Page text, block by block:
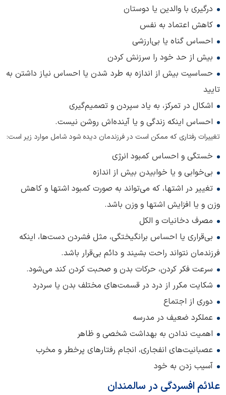
درگیری با والدین یا دوستان
کاهش اعتماد به نفس
احساس گناه یا بی‌ارزشی
بیش از حد خود را سرزنش کردن
حساسیت بیش از اندازه به طرد شدن یا احساس نیاز داشتن به
تایید
اشکال در تمرکز، به یاد سپردن و تصمیم‌گیری
احساس اینکه زندگی و یا آینده‌اش روشن نیست.
تغییرات رفتاری که ممکن است در فرزندمان دیده شود شامل موارد زیر است:
خستگی و احساس کمبود انرژی
بی‌خوابی و یا خوابیدن بیش از اندازه
تغییر در اشتها، که می‌تواند به صورت کمبود اشتها و کاهش
وزن و یا افزایش اشتها و وزن باشد.
مصرف دخانیات و الکل
بی‌قراری یا احساس برانگیختگی، مثل فشردن دست‌ها، اینکه
فرزندمان نتواند راحت بشیند و دائم بی‌قرار باشد.
سرعت فکر کردن، حرکات بدن و صحبت کردن کند می‌شود.
شکایت مکرر از درد در قسمت‌های مختلف بدن یا سردرد
دوری از اجتماع
عملکرد ضعیف در مدرسه
اهمیت ندادن به بهداشت شخصی و ظاهر
عصبانیت‌های انفجاری، انجام رفتارهای پرخطر و مخرب
آسیب زدن به خود
علائم افسردگی در سالمندان